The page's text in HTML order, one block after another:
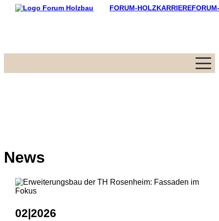
FORUM-HOLZKARRIERE
Menü
News
02|2026